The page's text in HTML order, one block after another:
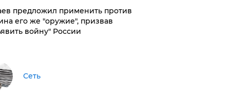
предложил применить против
его же "оружие", призвав
войну" России
Сеть